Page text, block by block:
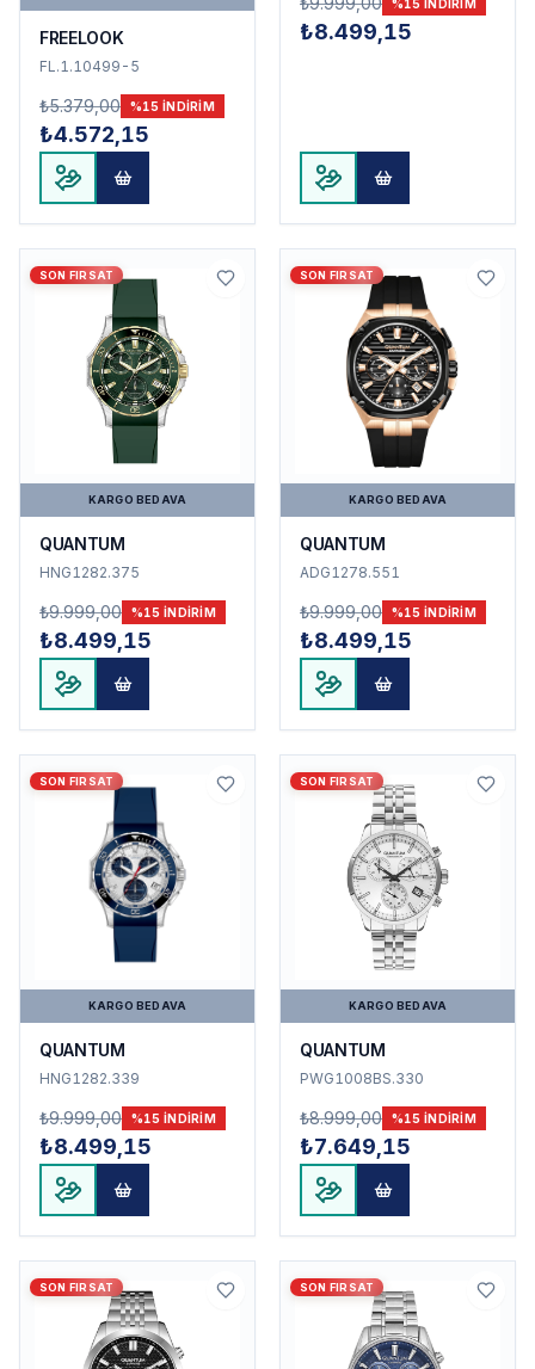
FREELOOK
FL.1.10499-5
₺5.379,00 %15INDIRIM
₺4.572,15
%15INDIRIM
₺8.499,15
SON FIRSAT
KARGO BEDAVA
QUANTUM
HNG1282.375
₺9.999,00 %15INDIRIM
₺8.499,15
SON FIRSAT
KARGO BEDAVA
QUANTUM
ADG1278.551
₺9.999,00 %15INDIRIM
₺8.499,15
SON FIRSAT
KARGO BEDAVA
QUANTUM
HNG1282.339
₺9.999,00 %15INDIRIM
₺8.499,15
SON FIRSAT
KARGO BEDAVA
QUANTUM
PWG1008BS.330
₺8.999,00 %15INDIRIM
₺7.649,15
SON FIRSAT SON FIRSAT